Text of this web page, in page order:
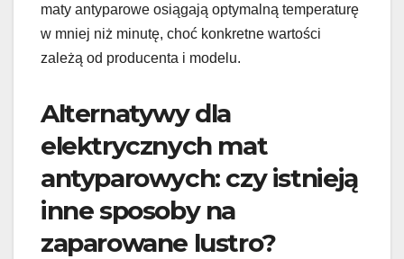
maty antyparowe osiągają optymalną temperaturę
w mniej niż minutę, choć konkretne wartości
zależą od producenta i modelu.
Alternatywy dla
elektrycznych mat
antyparowych: czy istnieją
inne sposoby na
zaparowane lustro?